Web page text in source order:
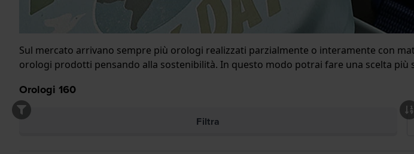
Sul mercato arrivano sempre più orologi realizzati parzialmente o interamente con
orologi prodotti pensando alla sostenibilità. In questo modo potrai fare una scelta
Orologi 160
Filtra